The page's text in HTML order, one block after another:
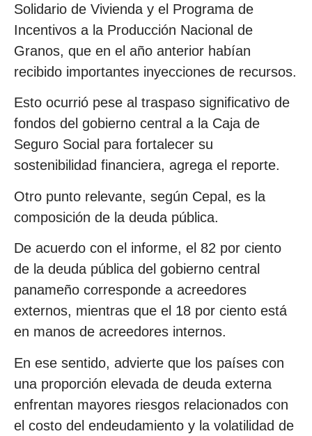
Solidario de Vivienda y el Programa de
Incentivos a la Producción Nacional de
Granos, que en el año anterior habían
recibido importantes inyecciones de recursos.
Esto ocurrió pese al traspaso significativo de
fondos del gobierno central a la Caja de
Seguro Social para fortalecer su
sostenibilidad financiera, agrega el reporte.
Otro punto relevante, según Cepal, es la
composición de la deuda pública.
De acuerdo con el informe, el 82 por ciento
de la deuda pública del gobierno central
panameño corresponde a acreedores
externos, mientras que el 18 por ciento está
en manos de acreedores internos.
En ese sentido, advierte que los países con
una proporción elevada de deuda externa
enfrentan mayores riesgos relacionados con
el costo del endeudamiento y la volatilidad de